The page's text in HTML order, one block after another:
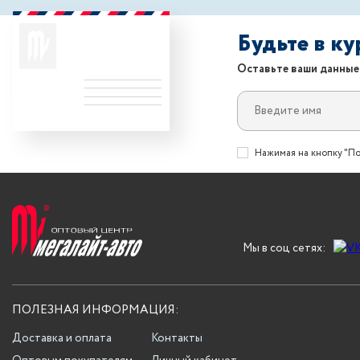
Будьте в
Оставьте ваши
Нажимая на кнопку
Мы в соц сетях:
ПОЛЕЗНАЯ ИНФОРМАЦИЯ:
Доставка и оплата
Контакты